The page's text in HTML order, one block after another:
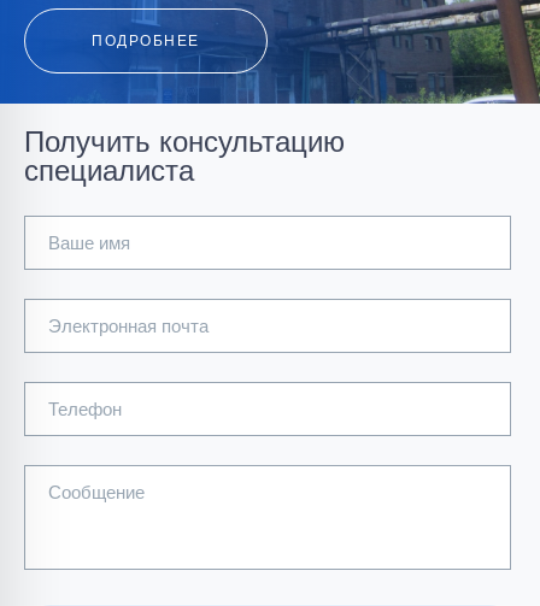
ПОДРОБНЕЕ
Корпус крупного и среднего дробления ДОФ-1 ОАО
Получить консультацию
специалиста
Ваше имя
Электронная почта
Телефон
Сообщение